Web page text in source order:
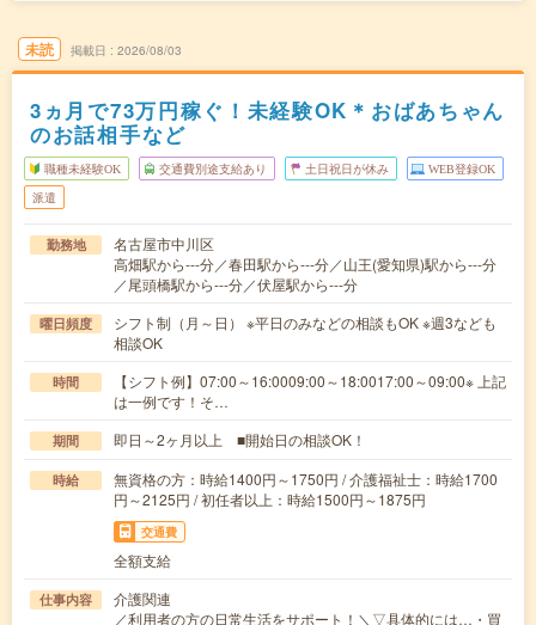
未読 掲載日 2026/08/03
3ヵ月で73万円稼ぐ！未経験OK＊おばあちゃん
のお話相手など
職種未経験OK 交通費別途支給あり 土日祝日が休み WEB登録OK
派遣
勤務地
名古屋市中川区
高畑駅から---分／春田駅から---分／山王(愛知県)駅から---分
／尾頭橋駅から---分／伏屋駅から---分
曜日頻度
シフト制（月～日） ※平日のみなどの相談もOK ※週3なども
相談OK
時間
【シフト例】07:00～16:0009:00～18:0017:00～09:00※ 上記
は一例です！そ…
期間 即日～2ヶ月以上 ■開始日の相談OK！
時給
無資格の方：時給1400円～1750円 / 介護福祉士：時給1700
円～2125円 / 初任者以上：時給1500円～1875円
交通費
全額支給
仕事内容
介護関連
／利用者の方の日常生活をサポート！＼▽具体的には…・買